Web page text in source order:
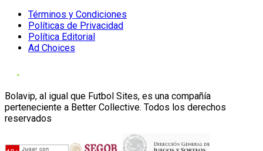
Términos y Condiciones
Políticas de Privacidad
Política Editorial
Ad Choices
Bolavip, al igual que Futbol Sites, es una compañía
perteneciente a Better Collective. Todos los derechos
reservados